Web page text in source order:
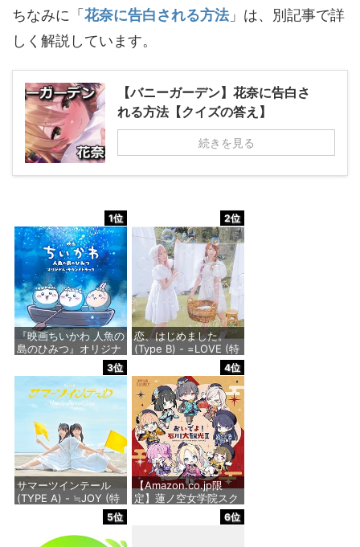
ちなみに「花奈に告白される方法」は、別記事で詳
しく解説しています。
【バニーガーデン】花奈に告白さ
れる方法【クイズの答え】
続きを見る
1位
『映画ちいかわ 人魚の
島のひみつ』オリジナ
ル・サウンドトラック
価格：¥3,300
2位
恋、はじめました。
(Type B) - =LOVE (特
価格：¥1,818
3位
サマーツインテール
(TYPE A) - ≒JOY (特
価格：¥1,488
4位
【Amazon.co.jp限
定】蓮ノ空女学院スク
ールアイドルクラブ
2nd SPECIALアルバム
5位 6位